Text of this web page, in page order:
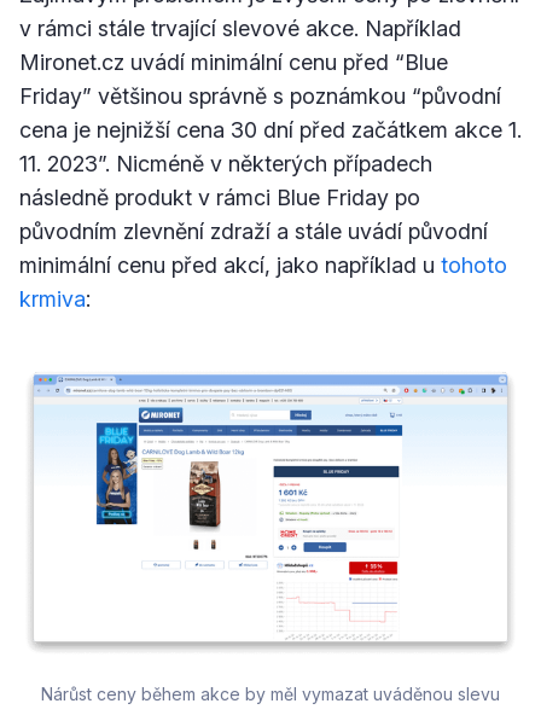
v rámci stále trvající slevové akce. Například
Mironet.cz uvádí minimální cenu před “Blue
Friday” většinou správně s poznámkou “původní
cena je nejnižší cena 30 dní před začátkem akce 1.
11. 2023”. Nicméně v některých případech
následně produkt v rámci Blue Friday po
původním zlevnění zdraží a stále uvádí původní
minimální cenu před akcí, jako například u tohoto
krmiva:
Nárůst ceny během akce by měl vymazat uváděnou slevu